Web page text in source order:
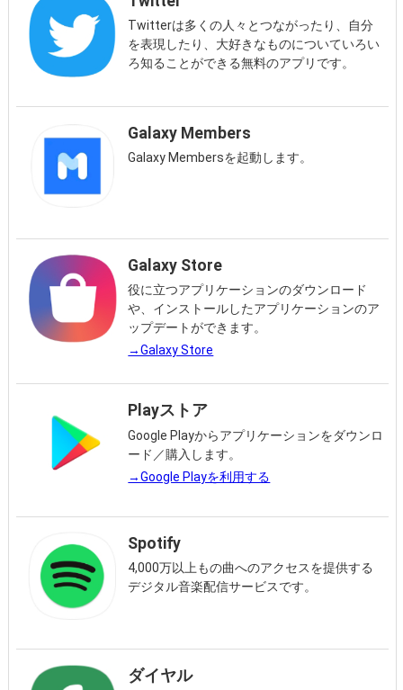
Twitterは多くの人々とつながったり、自分
を表現したり、大好きなものについていろい
ろ知ることができる無料のアプリです。
Galaxy Members
Galaxy Membersを起動します。
Galaxy Store
役に立つアプリケーションのダウンロード
や、インストールしたアプリケーションのア
ップデートができます。
→Galaxy Store
Playストア
Google Playからアプリケーションをダウンロ
ード／購入します。
→Google Playを利用する
Spotify
4,000万以上もの曲へのアクセスを提供する
デジタル音楽配信サービスです。
ダイヤル